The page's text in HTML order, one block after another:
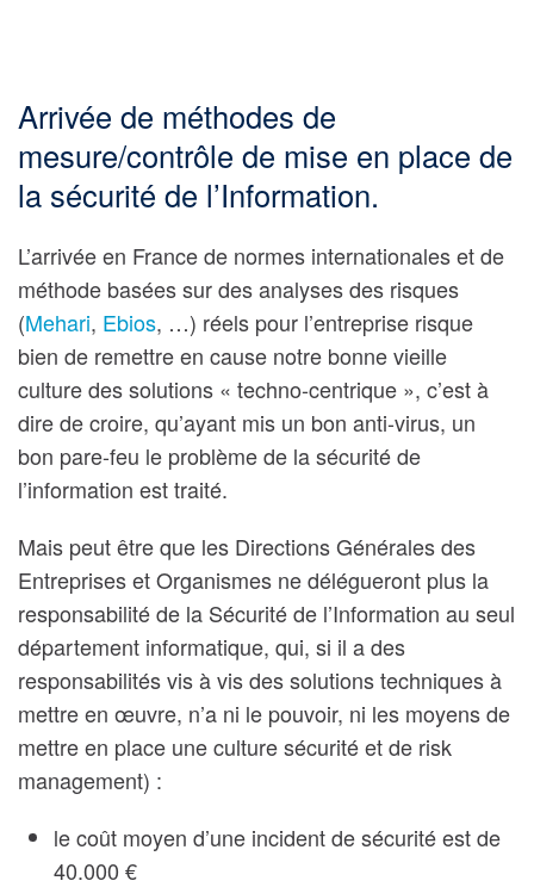
Arrivée de méthodes de
mesure/contrôle de mise en place de
la sécurité de l’Information.
L’arrivée en France de normes internationales et de
méthode basées sur des analyses des risques
(Mehari, Ebios, …) réels pour l’entreprise risque
bien de remettre en cause notre bonne vieille
culture des solutions « techno-centrique », c’est à
dire de croire, qu’ayant mis un bon anti-virus, un
bon pare-feu le problème de la sécurité de
l’information est traité.
Mais peut être que les Directions Générales des
Entreprises et Organismes ne délégueront plus la
responsabilité de la Sécurité de l’Information au seul
département informatique, qui, si il a des
responsabilités vis à vis des solutions techniques à
mettre en œuvre, n’a ni le pouvoir, ni les moyens de
mettre en place une culture sécurité et de risk
management) :
le coût moyen d’une incident de sécurité est de
40.000 €